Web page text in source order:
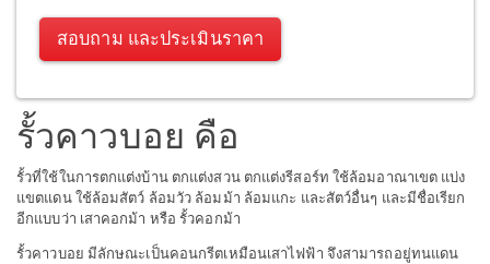
สอบถาม และประเมินราคา
รั้วคาวบอย คือ
รั้วที่ใช้ในการตกแต่งบ้าน ตกแต่งสวน ตกแต่งรีสอร์ท ใช้ล้อมอาณาเขต แบ่ง
แขตแดน ใช้ล้อมสัตว์ ล้อมวัว ล้อมม้า ล้อมแกะ และสัตว์อื่นๆ และมีชื่อเรียก
อีกแบบว่า เสาคอกม้า หรือ รั้วคอกม้า
รั้วคาวบอย มีลักษณะเป็นคอนกรีตเหมือนเสาไฟฟ้า จึงสามารถอยู่ทนแดน